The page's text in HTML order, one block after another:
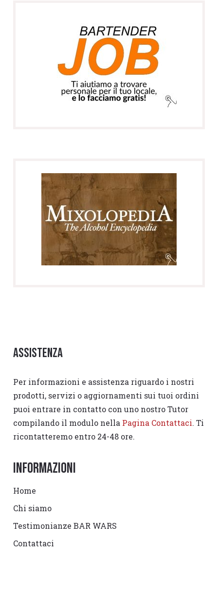
Assistenza
Per informazioni e assistenza riguardo i nostri
prodotti, servizi o aggiornamenti sui tuoi ordini
puoi entrare in contatto con uno nostro Tutor
compilando il modulo nella Pagina Contattaci. Ti
ricontatteremo entro 24-48 ore.
Informazioni
Home
Chi siamo
Testimonianze BAR WARS
Contattaci